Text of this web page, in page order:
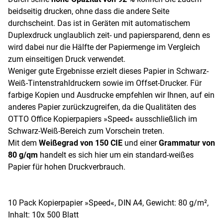
beidseitig drucken, ohne dass die andere Seite
durchscheint. Das ist in Geräten mit automatischem
Duplexdruck unglaublich zeit- und papiersparend, denn es
wird dabei nur die Hälfte der Papiermenge im Vergleich
zum einseitigen Druck verwendet.
Weniger gute Ergebnisse erzielt dieses Papier in Schwarz-
Weiß-Tintenstrahldruckern sowie im Offset-Drucker. Für
farbige Kopien und Ausdrucke empfehlen wir Ihnen, auf ein
anderes Papier zurückzugreifen, da die Qualitäten des
OTTO Office Kopierpapiers »Speed« ausschließlich im
Schwarz-Weiß-Bereich zum Vorschein treten.
Mit dem Weißegrad von 150 CIE und einerGrammatur von
80 g/qm handelt es sich hier um ein standard-weißes
Papier für hohen Druckverbrauch.
10 Pack Kopierpapier »Speed«, DIN A4, Gewicht: 80 g/m²,
Inhalt: 10x 500 Blatt